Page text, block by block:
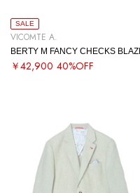
SALE
VICOMTE A.
BERTY M FANCY CHECKS
￥42,900 40%OFF